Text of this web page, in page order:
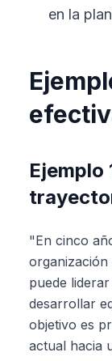
en la
Ejemplo
"En cinco
organización
puede
desarrollar
objetivo es
actual hacia